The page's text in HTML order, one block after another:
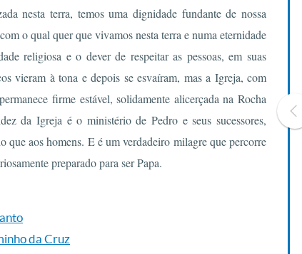
nesta terra, temos uma dignidade fundante de nossa
o qual quer que vivamos nesta terra e numa eternidade
religiosa e o dever de respeitar as pessoas, em suas
vieram à tona e depois se esvaíram, mas a Igreja, com
firme estável, solidamente alicerçada na Rocha
da Igreja é o ministério de Pedro e seus sucessores,
que aos homens. E é um verdadeiro milagre que percorre
preparado para ser Papa.
da Cruz
Livro O Padre: A História De